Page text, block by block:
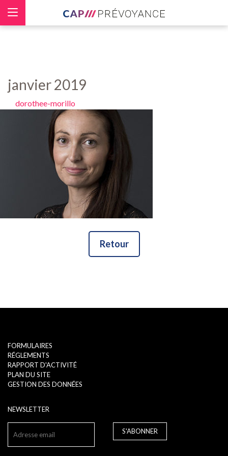
janvier 2019
dorothee-morillo
Retour
FORMULAIRES
RÉGLEMENTS
RAPPORT D'ACTIVITÉ
PLAN DU SITE
GESTION DES DONNÉES
NEWSLETTER
S'ABONNER
Panneau de gestion des cookies